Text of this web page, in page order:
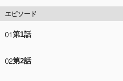
エピソード
01第1話
02第2話